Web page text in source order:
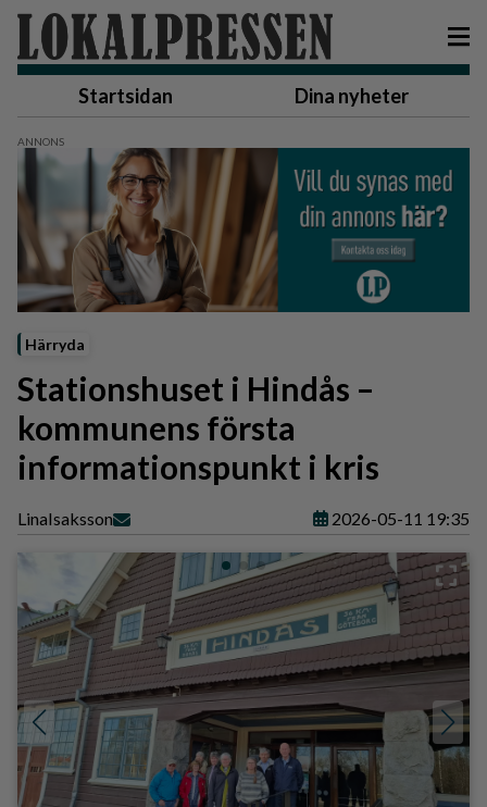
Startsidan Dina nyheter
Härryda
Stationshuset i Hindås –
kommunens första
informationspunkt i kris
LinaIsaksson 2026-05-11 19:35